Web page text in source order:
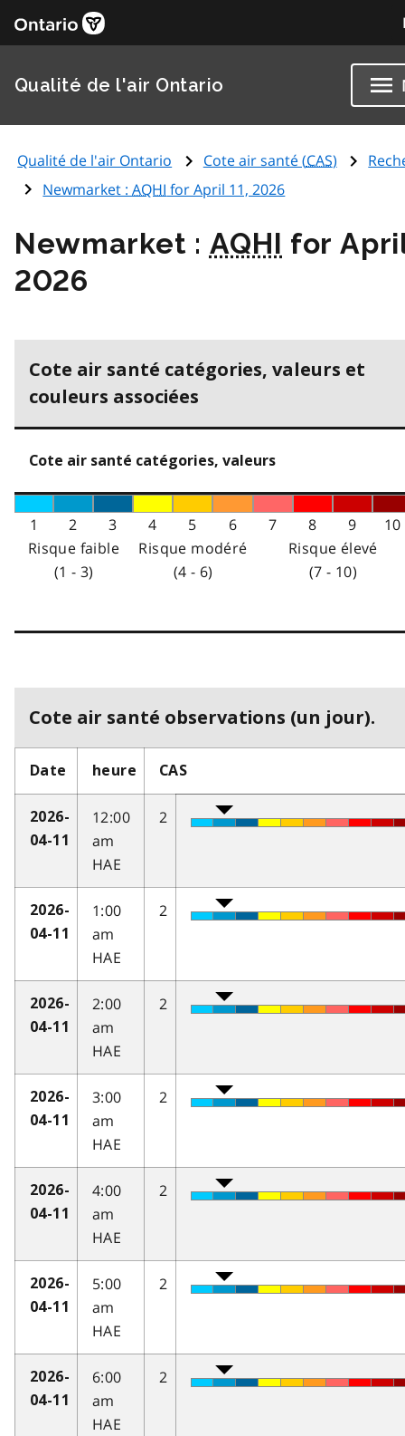
Qualité de l'air Ontario
Qualité de l'air Ontario Cote air santé (CAS)
Newmarket :AQHI for April 11, 2026
Newmarket : AQHI for
2026
Cote air santé catégories, valeurs et
couleurs associées
Cote air santé catégories, valeurs
1 2 3 4 5 6 7 8 9
10
Risque faible
(1 - 3)
Risque modéré
(4 - 6)
Risque élevé
(7 - 10)
Cote air santé observations (un jour).
Date heure CAS
2026-
04-11
12:00
am
HAE
2
2026-
04-11
1:00
am
HAE
2
2026-
04-11
2:00
am
HAE
2
2026-
04-11
3:00
am
HAE
2
2026-
04-11
4:00
am
HAE
2
2026-
04-11
5:00
am
HAE
2
2026-
04-11
6:00
am
HAE
2